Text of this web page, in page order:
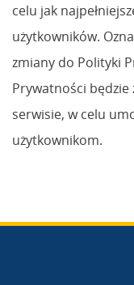
celu jak
użytkowników.
zmiany do Polityki
Prywatności będzie
serwisie, w celu
użytkownikom.